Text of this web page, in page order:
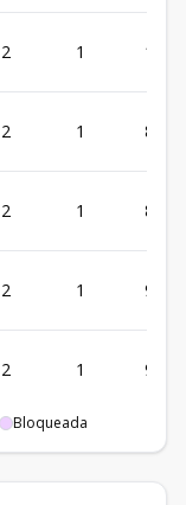
2 1 109
2 1 89
2 1 85
2 1 90
2 1 97
2 1 109
Bloqueada